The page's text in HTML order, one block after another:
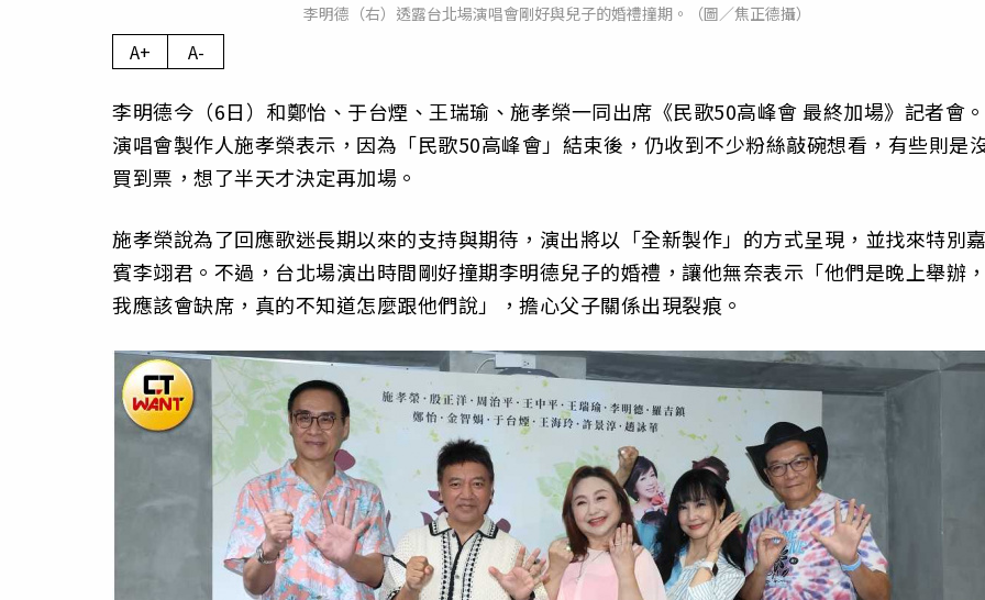
李明德（右）透露台北場演唱會剛好與兒子的婚禮撞期。（圖／焦正德攝）
A+ A-
李明德今（6日）和鄭怡、于台煙、王瑞瑜、施孝榮一同出席《民歌50高峰會 最終加場》記者會。
演唱會製作人施孝榮表示，因為「民歌50高峰會」結束後，仍收到不少粉絲敲碗想看，有些則是
買到票，想了半天才決定再加場。
施孝榮說為了回應歌迷長期以來的支持與期待，演出將以「全新製作」的方式呈現，並找來特別
賓李翊君。不過，台北場演出時間剛好撞期李明德兒子的婚禮，讓他無奈表示「他們是晚上舉辦
我應該會缺席，真的不知道怎麼跟他們說」，擔心父子關係出現裂痕。